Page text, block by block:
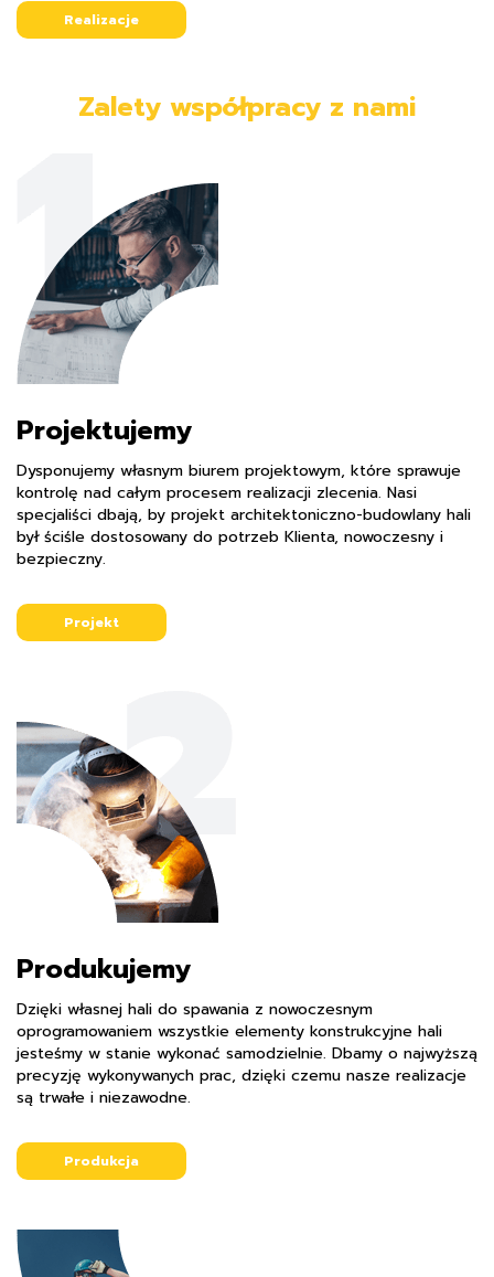
Realizacje
Zalety współpracy z nami
Projektujemy
Dysponujemy własnym biurem projektowym, które sprawuje
kontrolę nad całym procesem realizacji zlecenia. Nasi
specjaliści dbają, by projekt architektoniczno-budowlany hali
był ściśle dostosowany do potrzeb Klienta, nowoczesny i
bezpieczny.
Projekt
Produkujemy
Dzięki własnej hali do spawania z nowoczesnym
oprogramowaniem wszystkie elementy konstrukcyjne hali
jesteśmy w stanie wykonać samodzielnie. Dbamy o najwyższą
precyzję wykonywanych prac, dzięki czemu nasze realizacje
są trwałe i niezawodne.
Produkcja